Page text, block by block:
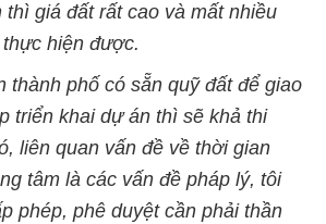
thì giá đất rất cao và mất nhiều
hiện được.
thành phố có sẵn quỹ đất để giao
triển khai dự án thì sẽ khả thi
liên quan vấn đề về thời gian
tâm là các vấn đề pháp lý, tôi
phép, phê duyệt cần phải thần